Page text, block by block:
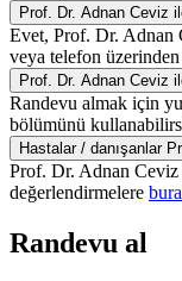
Prof. Dr. Adnan Ceviz
Evet, Prof. Dr. Adnan
veya telefon
Prof. Dr. Adnan Ceviz
Randevu almak için
bölümünü
Hastalar / danışanlar
Prof. Dr. Adnan Ceviz
değerlendirmelere
Randevu al